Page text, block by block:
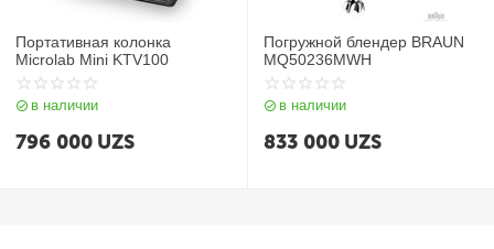
Портативная колонка
Microlab Mini KTV100
в наличии
796 000 UZS
Погружной блендер BRAUN
MQ50236MWH
в наличии
833 000 UZS